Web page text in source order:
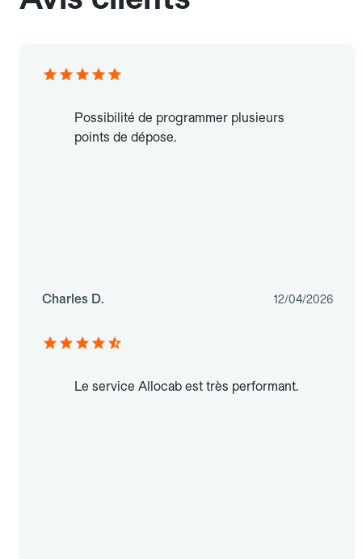
Possibilité de programmer plusieurs
points de dépose.
Charles D. 12/04/2026
Le service Allocab est très performant.